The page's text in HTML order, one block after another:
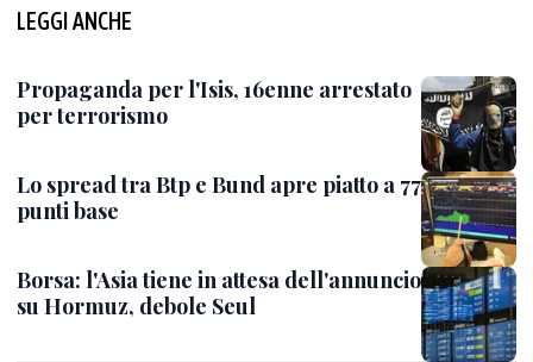
LEGGI ANCHE
Propaganda per l'Isis, 16enne arrestato
per terrorismo
Lo spread tra Btp e Bund apre piatto a 77
punti base
Borsa: l'Asia tiene in attesa dell'annuncio
su Hormuz, debole Seul